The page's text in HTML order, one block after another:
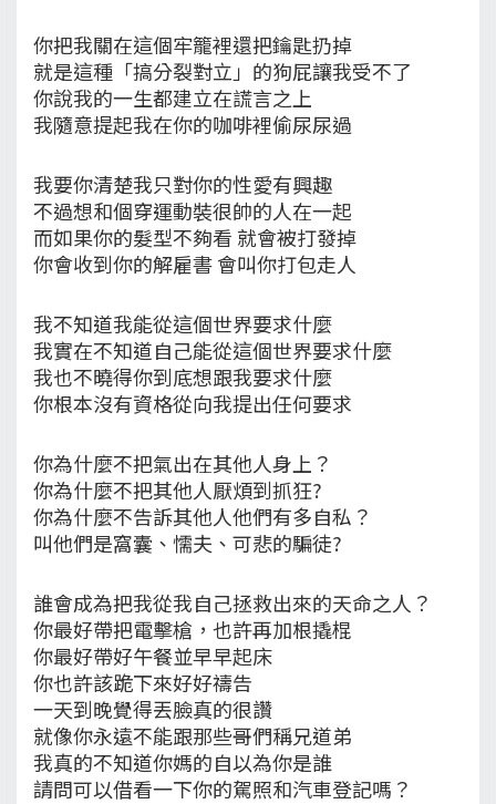
你把我關在這個牢籠裡還把鑰匙扔掉
就是這種「搞分裂對立」的狗屁讓我受不了
你說我的一生都建立在謊言之上
我隨意提起我在你的咖啡裡偷尿尿過
我要你清楚我只對你的性愛有興趣
不過想和個穿運動裝很帥的人在一起
而如果你的髮型不夠看 就會被打發掉
你會收到你的解雇書 會叫你打包走人
我不知道我能從這個世界要求什麼
我實在不知道自己能從這個世界要求什麼
我也不曉得你到底想跟我要求什麼
你根本沒有資格從向我提出任何要求
你為什麼不把氣出在其他人身上？
你為什麼不把其他人厭煩到抓狂?
你為什麼不告訴其他人他們有多自私？
叫他們是窩囊、懦夫、可悲的騙徒?
誰會成為把我從我自己拯救出來的天命之人？
你最好帶把電擊槍，也許再加根撬棍
你最好帶好午餐並早早起床
你也許該跪下來好好禱告
一天到晚覺得丟臉真的很讚
就像你永遠不能跟那些哥們稱兄道弟
我真的不知道你媽的自以為你是誰
請問可以借看一下你的駕照和汽車登記嗎？